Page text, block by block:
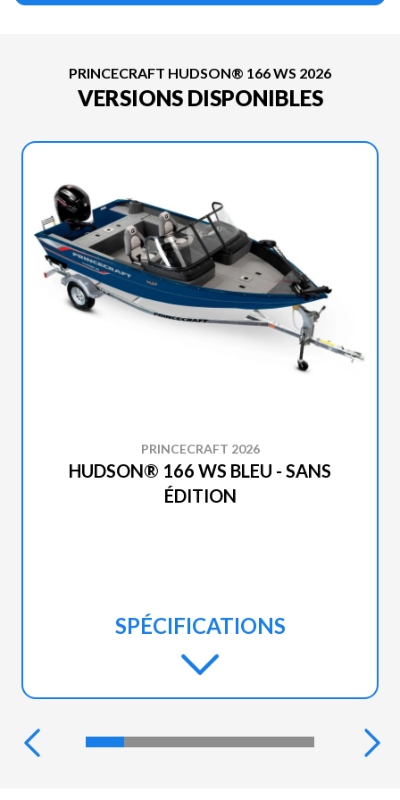
PRINCECRAFT HUDSON® 166 WS 2026
VERSIONS DISPONIBLES
PRINCECRAFT 2026
HUDSON® 166 WS BLEU - SANS
ÉDITION
SPÉCIFICATIONS